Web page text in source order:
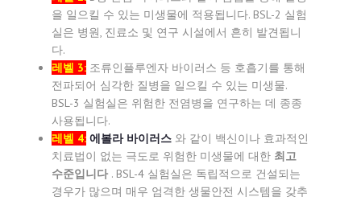
을 일으킬 수 있는 미생물에 적용됩니다. BSL-2 실험
실은 병원, 진료소 및 연구 시설에서 흔히 발견됩니
다.
레벨 3: 조류인플루엔자 바이러스 등 호흡기를 통해
전파되어 심각한 질병을 일으킬 수 있는 미생물.
BSL-3 실험실은 위험한 전염병을 연구하는 데 종종
사용됩니다.
레벨 4: 에볼라 바이러스 와 같이 백신이나 효과적인
치료법이 없는 극도로 위험한 미생물에 대한 최고
수준입니다 . BSL-4 실험실은 독립적으로 건설되는
경우가 많으며 매우 엄격한 생물안전 시스템을 갖추